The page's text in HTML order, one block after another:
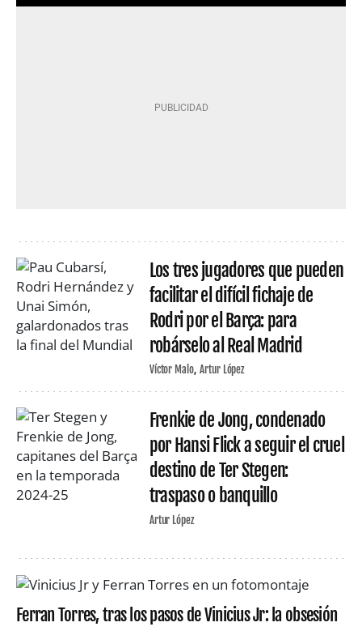
Los tres jugadores que pueden
facilitar el difícil fichaje de
Rodri por el Barça: para
robárselo al Real Madrid
Víctor Malo Artur López
Frenkie de Jong, condenado
por Hansi Flick a seguir el cruel
destino de Ter Stegen:
traspaso o banquillo
Artur López
Ferran Torres, tras los pasos de Vinicius Jr: la obsesión